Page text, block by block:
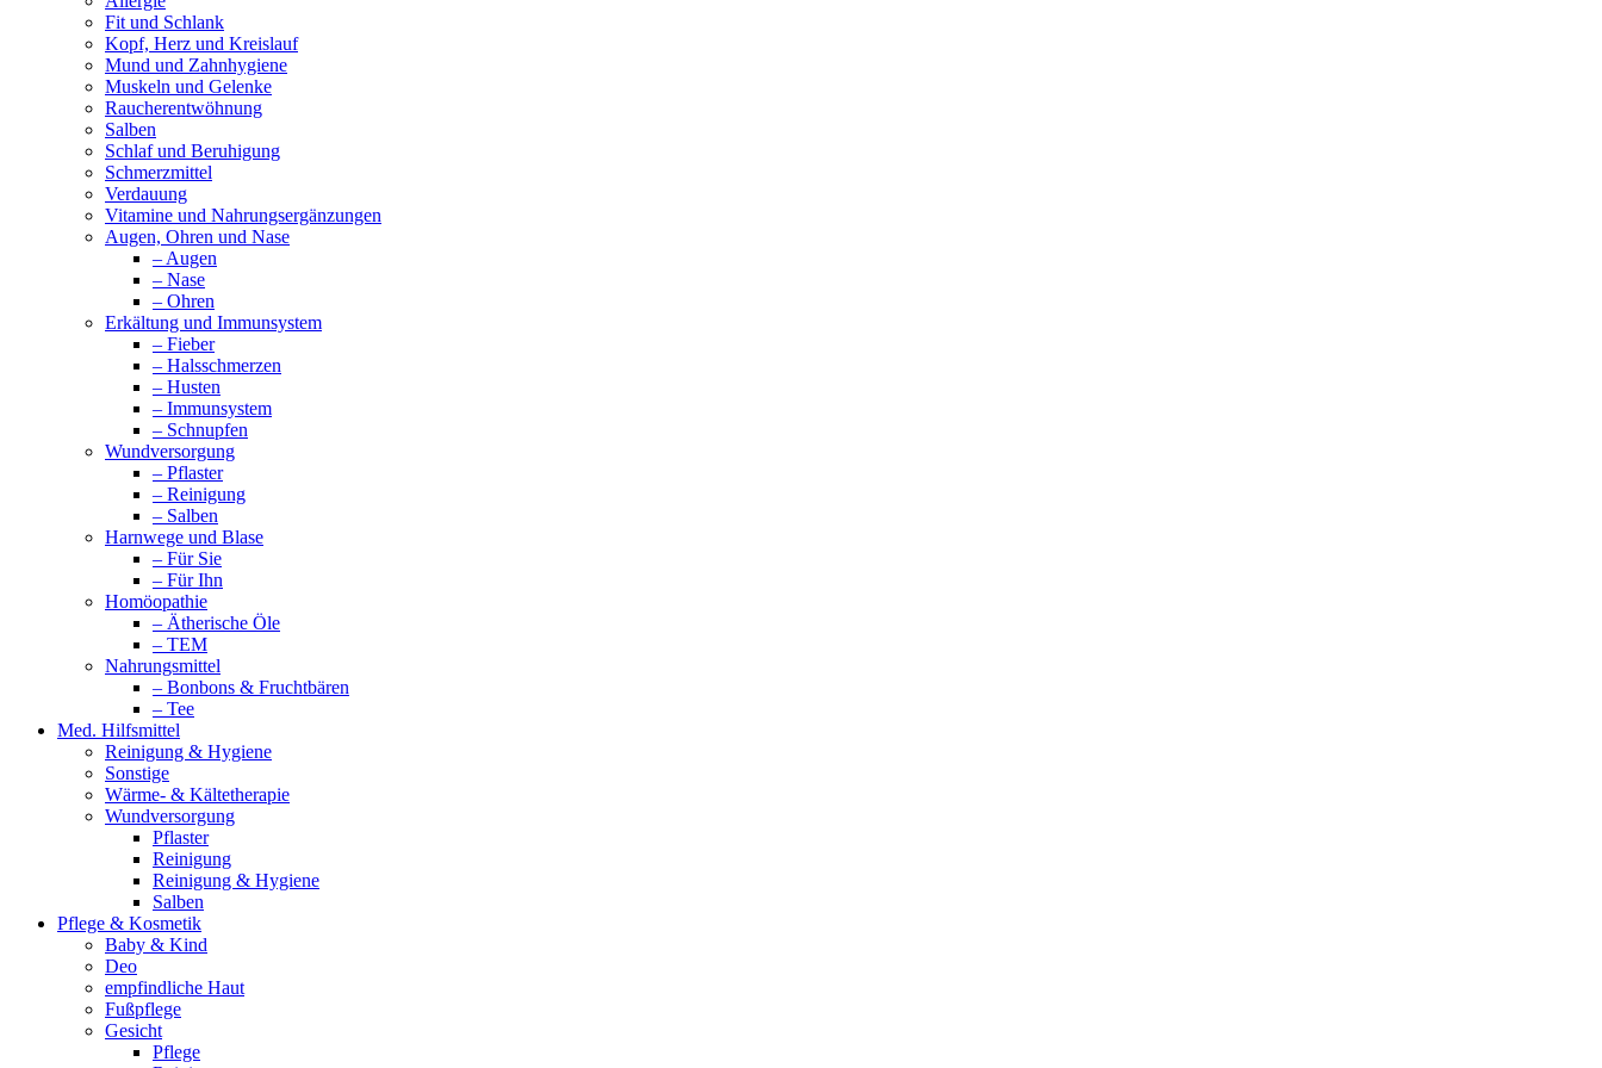
Fit und Schlank
Kopf, Herz und Kreislauf
Mund und Zahnhygiene
Muskeln und Gelenke
Raucherentwöhnung
Salben
Schlaf und Beruhigung
Schmerzmittel
Verdauung
Vitamine und Nahrungsergänzungen
Augen, Ohren und Nase
– Augen
– Nase
– Ohren
Erkältung und Immunsystem
– Fieber
– Halsschmerzen
– Husten
– Immunsystem
– Schnupfen
Wundversorgung
– Pflaster
– Reinigung
– Salben
Harnwege und Blase
– Für Sie
– Für Ihn
Homöopathie
– Ätherische Öle
– TEM
Nahrungsmittel
– Bonbons & Fruchtbären
– Tee
Med. Hilfsmittel
Reinigung & Hygiene
Sonstige
Wärme- & Kältetherapie
Wundversorgung
Pflaster
Reinigung
Reinigung & Hygiene
Salben
Pflege & Kosmetik
Baby & Kind
Deo
empfindliche Haut
Fußpflege
Gesicht
Pflege